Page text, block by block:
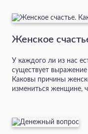
Женское
У каждого ли из нас
существует
Каковы причины
измениться женщине,